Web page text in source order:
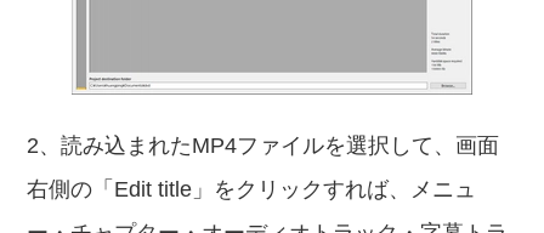
2、読み込まれたMP4ファイルを選択して、画面
右側の「Edit title」をクリックすれば、メニュ